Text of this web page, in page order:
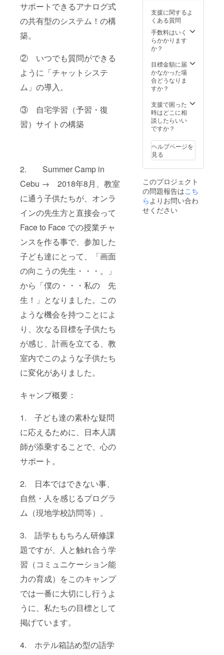
サポートできるアナログ式
の共有型のシステム！の構
築。
② いつでも質問ができる
ように「チャットシステ
ム」の導入。
③ 自宅学習（予習・復
習）サイトの構築
2. Summer Camp in
Cebu → 2018年8月、教室
に通う子供たちが、オンラ
インの先生方と直接会って
Face to Face での授業チャ
ンスを作る事で、参加した
子ども達にとって、「画面
の向こうの先生・・・。」
から「僕の・・・私の 先
生！」となりました。この
ような機会を持つことによ
り、次なる目標を子供たち
が感じ、計画を立てる、教
室内でこのような子供たち
に変化がありました。
キャンプ概要：
1. 子ども達の素朴な疑問
に応えるために、日本人講
師が添乗することで、心の
サポート。
2. 日本ではできない事、
自然・人を感じるプログラ
ム（現地学校訪問等）。
3. 語学ももちろん研修課
題ですが、人と触れ合う学
習（コミュニケーション能
力の育成）をこのキャンプ
では一番に大切にし行うよ
うに、私たちの目標として
掲げています。
4. ホテル箱詰め型の語学
支援に関するよ
くある質問
手数料はいく
らかかります
か？
目標金額に届
かなかった場
合どうなりま
すか？
支援で困った
時はどこに相
談したらいい
ですか？
ヘルプページを
見る
このプロジェクト
の問題報告はこち
ら よりお問い合わ
せください